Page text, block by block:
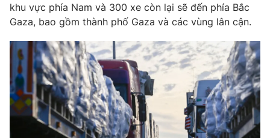
Sản phẩm
Thị trường
Tư vấn
Lịch phát sóng
Chuyên mục khác
Emagazine Podcast
Photo Infographic
khu vực phía Nam và 300 xe còn lại sẽ đến phía Bắc
Gaza, bao gồm thành phố Gaza và các vùng lân cận.